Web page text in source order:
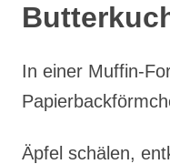
In einer Muffin-
Äpfel schälen,